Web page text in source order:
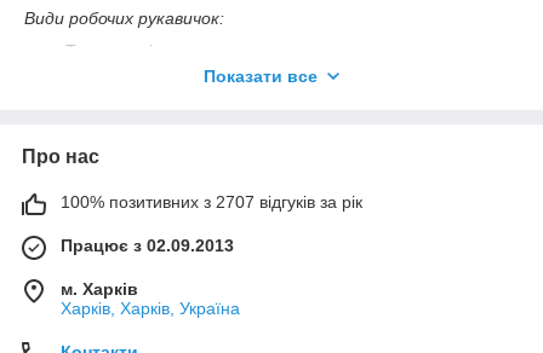
Види робочих рукавичок:
Трикотажні рукавички використовуються для
будівельних та побутових робіт, при роботі з брудними
Рукавички з полімерним покриттям володіють
Полімерне покриття при контакті з різними поверхнями
відмінно підходять для роботи з досить слизькими
бавовняна тканина з додаванням поліестеру або 100%
бавовна.
Об'єднані з спілка і шкіри. Такі рукавички добре
Показати все
Про нас
100% позитивних з 2707 відгуків за рік
Працює з 02.09.2013
м. Харків
Харків, Харків, Україна